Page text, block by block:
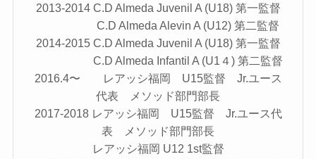
2013-2014 C.D Almeda Juvenil A (U18) 第一監督
C.D Almeda Alevin A (U12) 第二監督
2014-2015 C.D Almeda Juvenil A (U18) 第一監督
C.D Almeda Infantil A (U1４) 第二監督
2016.4〜 レアッシ福岡 U15監督 Jr.ユース
代表 メソッド部門部長
2017-2018 レアッシ福岡 U15監督 Jr.ユース代
表 メソッド部門部長
レアッシ福岡 U12 1st監督